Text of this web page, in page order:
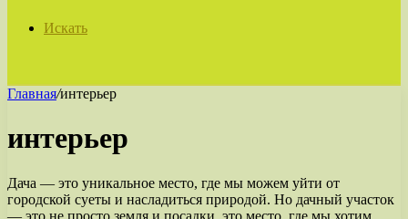
Искать
Главная/интерьер
интерьер
Дача — это уникальное место, где мы можем уйти от
городской суеты и насладиться природой. Но дачный участок
— это не просто земля и посадки, это место, где мы хотим …